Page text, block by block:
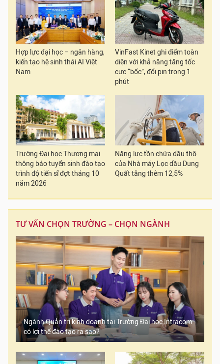
Hợp lực đại học – ngân hàng,
kiến tạo hệ sinh thái AI Việt
Nam
VinFast Kinet ghi điểm toàn
diện với khả năng tăng tốc
cực “bốc”, đổi pin trong 1
phút
Trường Đại học Thương mại
thông báo tuyển sinh đào tạo
trình độ tiến sĩ đợt tháng 10
năm 2026
Năng lực tồn chứa dầu thô
của Nhà máy Lọc dầu Dung
Quất tăng thêm 12,5%
TƯ VẤN CHỌN TRƯỜNG – CHỌN NGÀNH
Ngành Quản trị kinh doanh tại Trường Đại học Intracom
có lợi thế đào tạo ra sao?